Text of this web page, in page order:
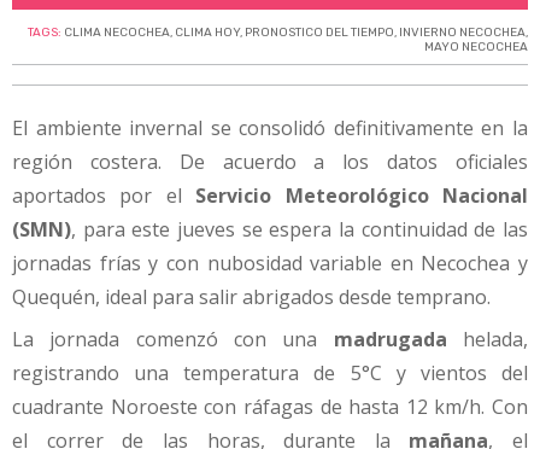
TAGS: CLIMA NECOCHEA, CLIMA HOY, PRONOSTICO DEL TIEMPO, INVIERNO NECOCHEA,
MAYO NECOCHEA
El ambiente invernal se consolidó definitivamente en la
región costera. De acuerdo a los datos oficiales
aportados por el Servicio Meteorológico Nacional
(SMN), para este jueves se espera la continuidad de las
jornadas frías y con nubosidad variable en Necochea y
Quequén, ideal para salir abrigados desde temprano.
La jornada comenzó con una madrugada helada,
registrando una temperatura de 5°C y vientos del
cuadrante Noroeste con ráfagas de hasta 12 km/h. Con
el correr de las horas, durante la mañana, el